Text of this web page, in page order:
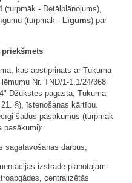
(turpmāk - Detālplānojums),
(turpmāk - Līgums) par
kas apstiprināts ar Tukuma
Nr. TND/1-1.1/24/368
Džūkstes pagastā, Tukuma
§), īstenošanas kārtību.
šādus pasākumus (turpmāk
pasākumi):
sagatavošanas darbus;
izstrāde plānotajām
centralizētās